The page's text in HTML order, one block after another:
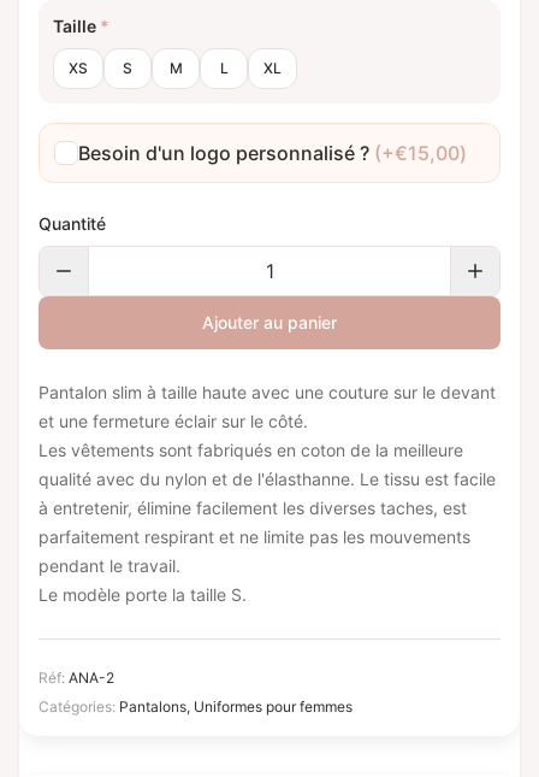
Taille *
XS S M L XL
Besoin d'un logo personnalisé ? (+€15,00)
Quantité
Ajouter au panier
Pantalon slim à taille haute avec une couture sur le devant
et une fermeture éclair sur le côté.
Les vêtements sont fabriqués en coton de la meilleure
qualité avec du nylon et de l'élasthanne. Le tissu est facile
à entretenir, élimine facilement les diverses taches, est
parfaitement respirant et ne limite pas les mouvements
pendant le travail.
Le modèle porte la taille S.
Réf: ANA-2
Catégories: Pantalons, Uniformes pour femmes